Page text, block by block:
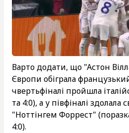
Варто додати, що "Астон
Європи обіграла
чвертьфіналі пройшла
та 4:0), а у півфіналі здолала
"Ноттінгем Форрест"
4:0).